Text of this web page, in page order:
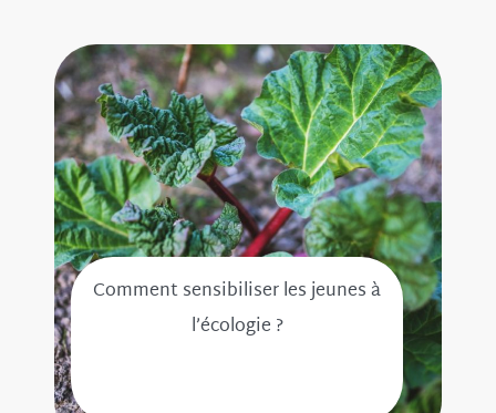
Comment sensibiliser les jeunes à
l’écologie ?